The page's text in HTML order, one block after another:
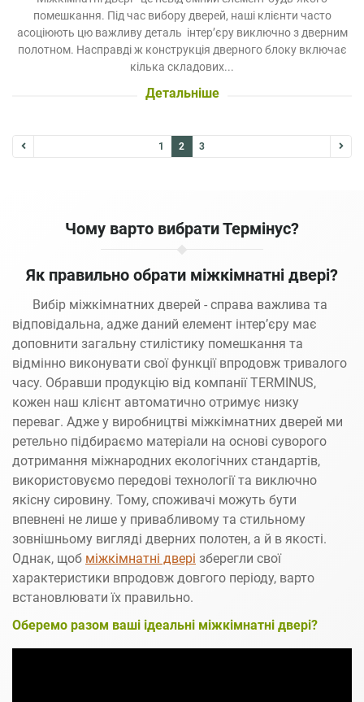
помешкання. Під час вибору дверей, наші клієнти часто
асоціюють цю важливу деталь інтер’єру виключно з дверним
полотном. Насправді ж конструкція дверного блоку включає
кілька складових...
Детальніше
1 2 3
Чому варто вибрати Термінус?
Як правильно обрати міжкімнатні двері?
Вибір міжкімнатних дверей - справа важлива та
відповідальна, адже даний елемент інтер’єру має
доповнити загальну стилістику помешкання та
відмінно виконувати свої функції впродовж тривалого
часу. Обравши продукцію від компанії TERMINUS,
кожен наш клієнт автоматично отримує низку
переваг. Адже у виробництві міжкімнатних дверей ми
ретельно підбираємо матеріали на основі суворого
дотримання міжнародних екологічних стандартів,
використовуємо передові технології та виключно
якісну сировину. Тому, споживачі можуть бути
впевнені не лише у привабливому та стильному
зовнішньому вигляді дверних полотен, а й в якості.
Однак, щоб міжкімнатні двері зберегли свої
характеристики впродовж довгого періоду, варто
встановлювати їх правильно.
Оберемо разом ваші ідеальні міжкімнатні двері?